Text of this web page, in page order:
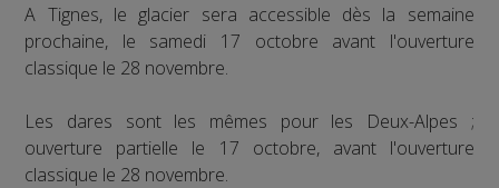
A Tignes, le glacier sera accessible dès la semaine
prochaine, le samedi 17 octobre avant l'ouverture
classique le 28 novembre.
Les dares sont les mêmes pour les Deux-Alpes ;
ouverture partielle le 17 octobre, avant l'ouverture
classique le 28 novembre.